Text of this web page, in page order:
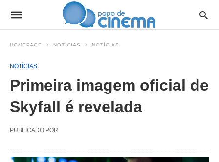
HOMEPAGE NOTÍCIAS NOTÍCIAS
NOTÍCIAS
Primeira imagem oficial de
Skyfall é revelada
PUBLICADO POR